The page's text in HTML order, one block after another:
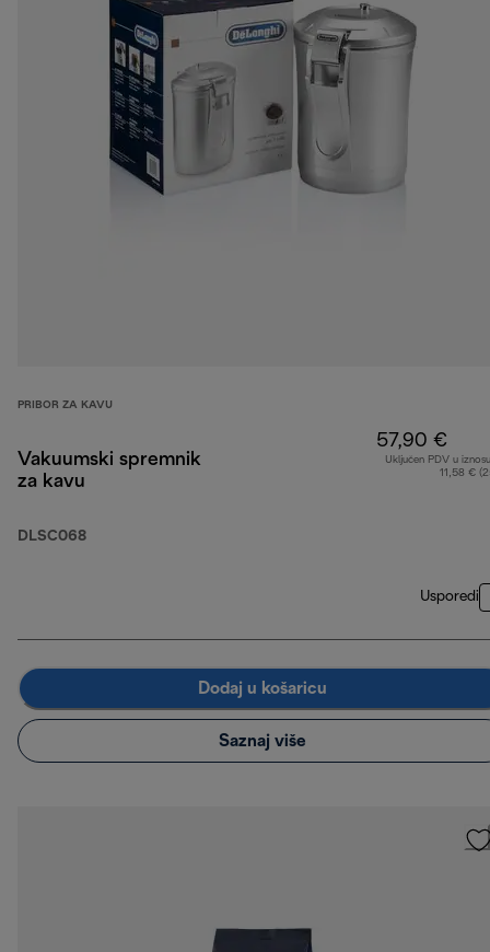
PRIBOR ZA KAVU
Vakuumski spremnik
za kavu
DLSC068
57,90 €
Uključen PDV u
11,58 €
Usporedi
Dodaj u košaricu
Saznaj više